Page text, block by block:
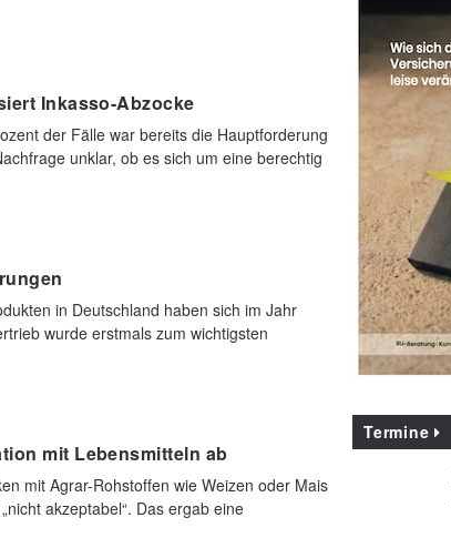
Inkasso-Abzocke
der Fälle war bereits die Hauptforderung
unklar, ob es sich um eine berechtig
in Deutschland haben sich im Jahr
wurde erstmals zum wichtigsten
mit Lebensmitteln ab
mit Agrar-Rohstoffen wie Weizen oder Mais
akzeptabel“. Das ergab eine
Termine